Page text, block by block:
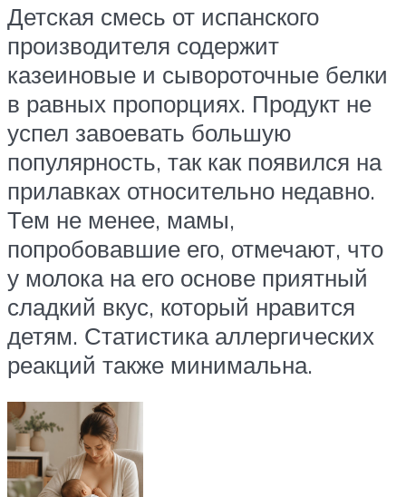
Детская смесь от испанского
производителя содержит
казеиновые и сывороточные белки
в равных пропорциях. Продукт не
успел завоевать большую
популярность, так как появился на
прилавках относительно недавно.
Тем не менее, мамы,
попробовавшие его, отмечают, что
у молока на его основе приятный
сладкий вкус, который нравится
детям. Статистика аллергических
реакций также минимальна.